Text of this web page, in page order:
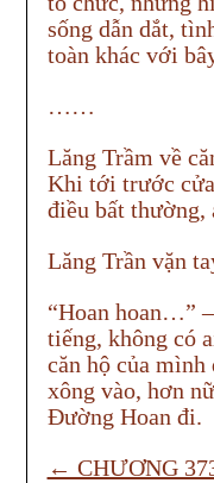
sống dẫn dắt,
toàn khác với
……
Lăng Trầm về
Khi tới trước
điều bất thường,
Lăng Trần vặn
“Hoan hoan…”
tiếng, không có
căn hộ của
xông vào, hơn
Đường Hoan đi.
← CHƯƠNG